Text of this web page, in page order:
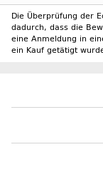
Die Überprüfung der
dadurch, dass die
eine Anmeldung in
ein Kauf getätigt